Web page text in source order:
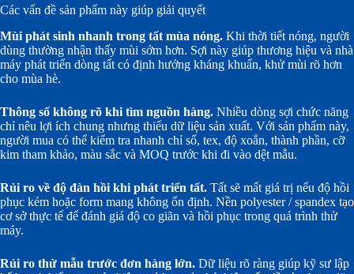
Các vấn đề sản phẩm này giúp giải quyết
Mùi phát sinh nhanh trong tất mùa nóng. Khi thời tiết nóng, người
dùng thường nhận thấy mùi sớm hơn. Sợi này giúp thương hiệu và nhà
máy phát triển dòng tất có định hướng kháng khuẩn, khử mùi rõ hơn
cho mùa hè.
Thông số không rõ khi tìm nguồn hàng. Nhiều dòng sợi chức năng
chỉ nêu lợi ích chung nhưng thiếu dữ liệu sản xuất. Với sản phẩm này,
người mua có thể kiểm tra nhanh chỉ số, tex, độ xoắn, thành phần, cỡ
kim tham khảo, màu sắc và MOQ trước khi đi vào dệt mẫu.
Rủi ro về độ đàn hồi khi phát triển tất. Tất sẽ mất giá trị nếu độ hồi
phục kém hoặc form mang không ổn định. Nền polyester / spandex tạo
cơ sở thực tế để đánh giá độ co giãn và hồi phục trong quá trình thử
máy.
Rủi ro thử mẫu trước đơn hàng lớn. Dữ liệu rõ ràng giúp kỹ sư lập